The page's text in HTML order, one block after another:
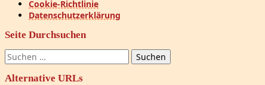
Cookie-Richtlinie
Datenschutzerklärung
Seite Durchsuchen
Suchen
nach:
Alternative URLs